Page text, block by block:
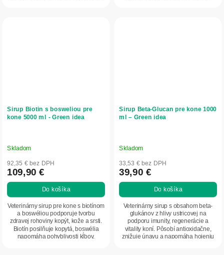
Sirup Biotin s bosweliou pre
kone 5000 ml - Green idea
Skladom
92,35 € bez DPH
109,90 €
Do košíka
Veterinárny sirup pre kone s biotínom
a boswé­liou podporuje tvorbu
zdravej rohoviny kopýt, kože a srsti.
Biotín posilňuje kopytá, boswélia
napomáha pohyblivosti kĺbov,
Sirup Beta-Glucan pre kone 1000
ml – Green idea
Skladom
33,53 € bez DPH
39,90 €
Do košíka
Veterinárny sirup s obsahom beta-
glukánov z hlivy ustricovej na
podporu imunity, regenerácie a
vitality koní. Pôsobí antioxidačne,
znižuje únavu a napomáha hojeniu